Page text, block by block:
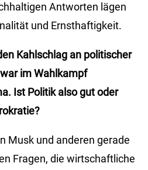
Antworten lägen
und Ernsthaftigkeit.
Kahlschlag an politischer
im Wahlkampf
Ist Politik also gut oder
Musk und anderen gerade
Fragen, die wirtschaftliche